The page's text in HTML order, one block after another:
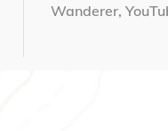
Wanderer,